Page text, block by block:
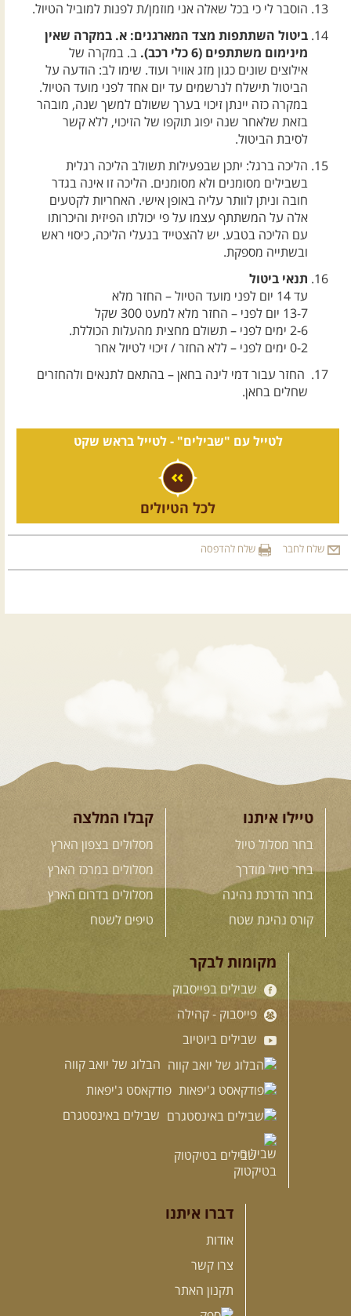
הוסבר לי כי בכל שאלה אני מוזמן/ת לפנות למוביל הטיול.
ביטול השתתפות מצד המארגנים: א. במקרה שאין
מינימום משתתפים (6 כלי רכב).
ב. במקרה של
אילוצים שונים כגון מזג אוויר ועוד. שימו לב: הודעה על
הביטול תישלח לנרשמים עד יום אחד לפני מועד הטיול.
במקרה כזה יינתן זיכוי בערך ששולם למשך שנה, מובהר
בזאת שלאחר שנה יפוג תוקפו של הזיכוי, ללא קשר
לסיבת הביטול.
הליכה ברגל: יתכן שבפעילות תשולב הליכה רגלית
בשבילים מסומנים ולא מסומנים. הליכה זו אינה בגדר
חובה וניתן לוותר עליה באופן אישי. האחריות לקטעים
אלה על המשתתף עצמו על פי יכולתו הפיזית והיכרותו
עם הליכה בטבע. יש להצטייד בנעלי הליכה, כיסוי ראש
ובשתייה מספקת.
תנאי ביטול
עד 14 יום לפני מועד הטיול – החזר מלא
13-7 יום לפני – החזר מלא למעט 300 שקל
2-6 ימים לפני – תשולם מחצית מהעלות הכוללת.
0-2 ימים לפני – ללא החזר / זיכוי לטיול אחר
החזר עבור דמי לינה בחאן – בהתאם לתנאים ולהחזרים
שחלים בחאן.
לטייל עם "שבילים" -לטייל בראש שקט
לכל הטיולים
שלח לחבר שלח להדפסה
טיילו איתנו
בחר מסלול טיול
בחר טיול מודרך
בחר הדרכת נהיגה
קורס נהיגת שטח
קבלו המלצה
מסלולים בצפון הארץ
מסלולים במרכז הארץ
מסלולים בדרום הארץ
טיפים לשטח
מקומות לבקר
שבילים בפייסבוק
פייסבוק - קהילה
שבילים ביוטיוב
הבלוג של יואב קווה
פודקאסט ג'יפאות
שבילים באינסטגרם
שבילים בטיקטוק
דברו איתנו
אודות
צרו קשר
תקנון האתר